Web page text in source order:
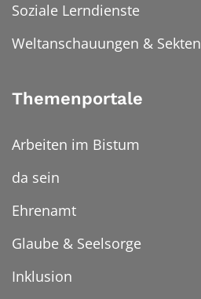
Soziale Lerndienste
Weltanschauungen & Sekten
Themenportale
Arbeiten im Bistum
da sein
Ehrenamt
Glaube & Seelsorge
Inklusion